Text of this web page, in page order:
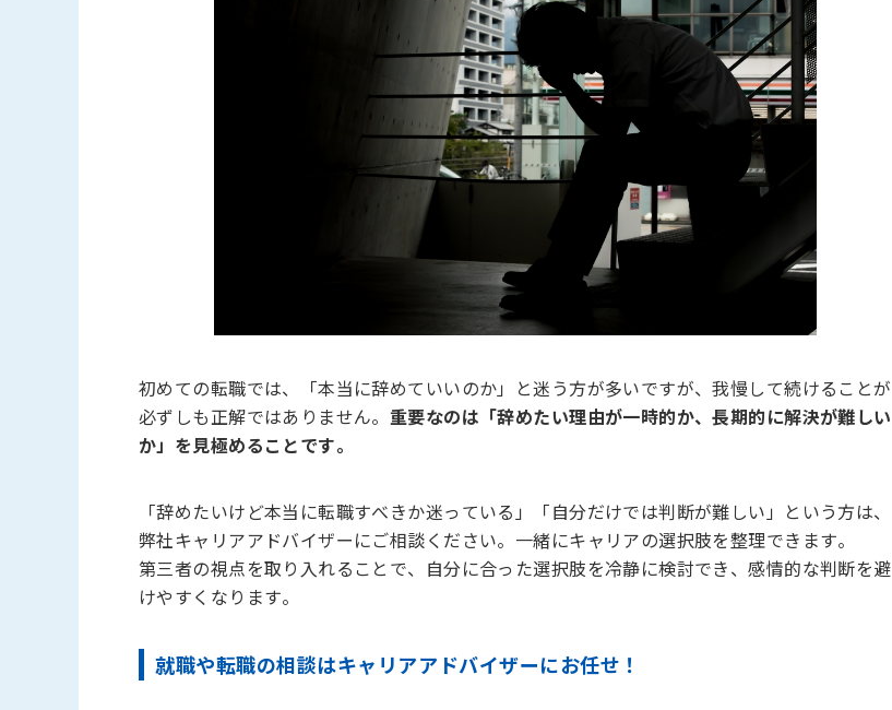
初めての転職では、「本当に辞めていいのか」と迷う方が多いですが、我慢して続けることが
必ずしも正解ではありません。 重要なのは「辞めたい理由が一時的か、長期的に解決が難しい
か」を見極めることです。
「辞めたいけど本当に転職すべきか迷っている」「自分だけでは判断が難しい」という方は、
弊社キャリアアドバイザーにご相談ください。一緒にキャリアの選択肢を整理できます。
第三者の視点を取り入れることで、自分に合った選択肢を冷静に検討でき、感情的な判断を避
けやすくなります。
就職や転職の相談はキャリアアドバイザーにお任せ！